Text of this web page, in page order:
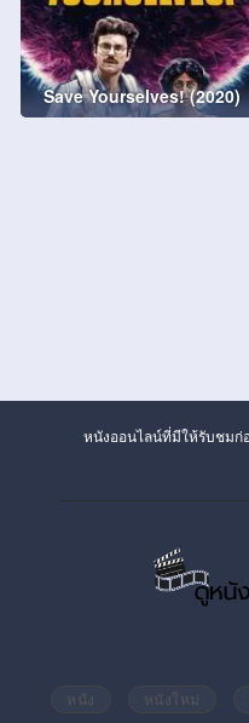
Save Yourselves! (2020)
หนังออนไลน์ที่มีให้รับชมก่
หนัง หนังใหม่